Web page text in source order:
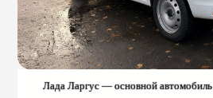
Лада Ларгус — основной